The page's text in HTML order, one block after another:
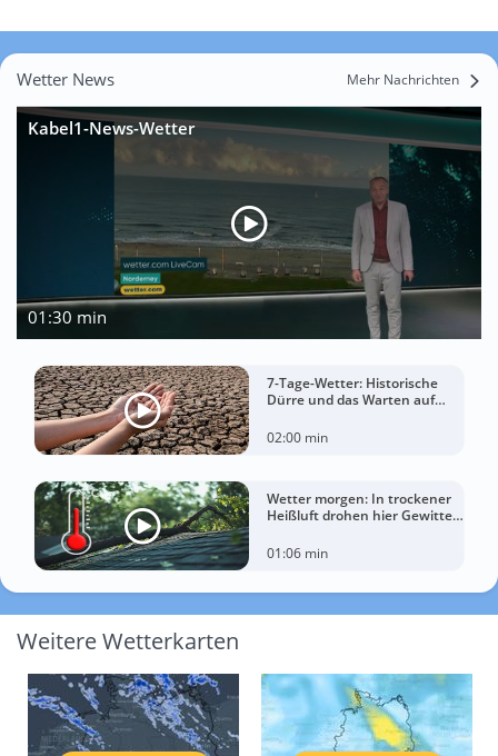
Wetter News Mehr Nachrichten
Kabel1-News-Wetter
01:30 min
7-Tage-Wetter: Historische
Dürre und das Warten auf
02:00 min
Wetter morgen: In trockener
Heißluft drohen hier Gewitter
01:06 min
Weitere Wetterkarten